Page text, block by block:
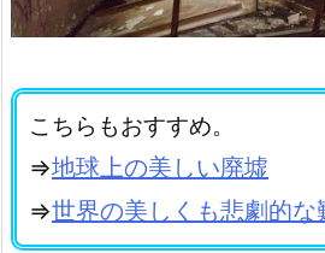
こちらもおすすめ。
⇒地球上の美しい廃墟
⇒世界の美しくも悲劇的な